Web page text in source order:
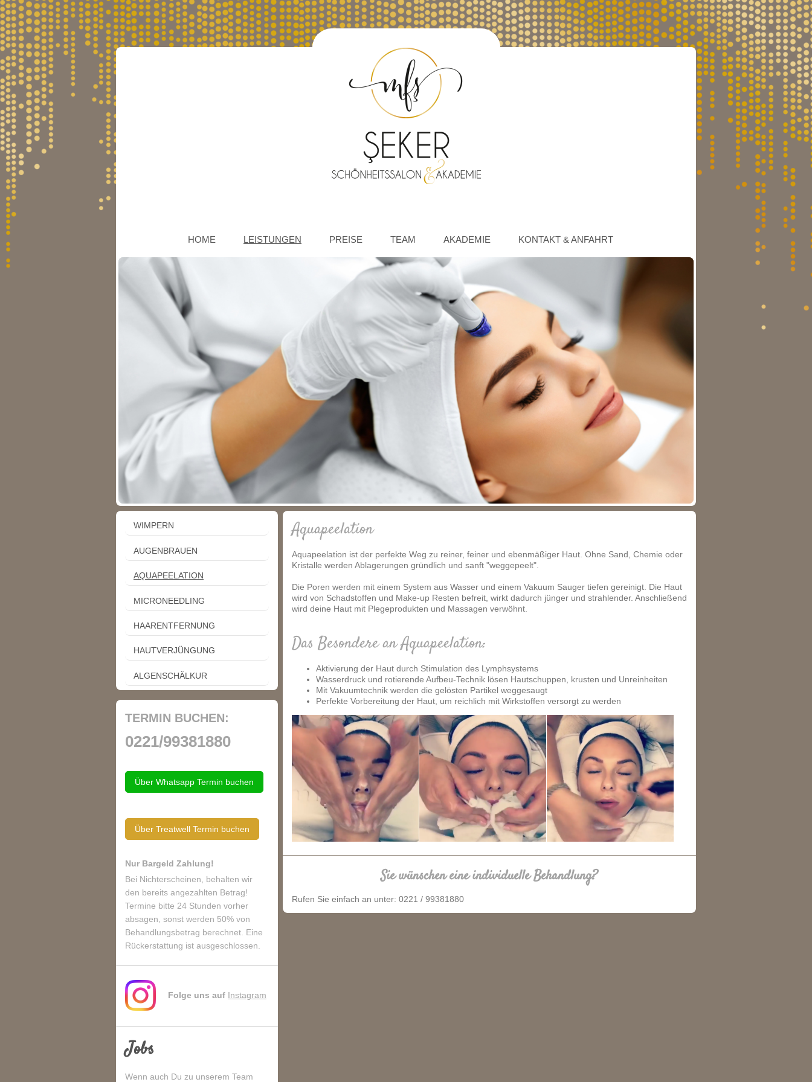
HOME LEISTUNGEN PREISE TEAM AKADEMIE KONTAKT & ANFAHRT
Aquapeelation
Aquapeelation ist der perfekte Weg zu reiner, feiner und ebenmäßiger Haut. Ohne Sand, Chemie oder
Kristalle werden Ablagerungen gründlich und sanft "weggepeelt".
Die Poren werden mit einem System aus Wasser und einem Vakuum Sauger tiefen gereinigt. Die Haut
wird von Schadstoffen und Make-up Resten befreit, wirkt dadurch jünger und strahlender. Anschließend
wird deine Haut mit Plegeprodukten und Massagen verwöhnt.
Das Besondere an Aquapeelation:
Aktivierung der Haut durch Stimulation des Lymphsystems
Wasserdruck und rotierende Aufbeu-Technik lösen Hautschuppen, krusten und Unreinheiten
Mit Vakuumtechnik werden die gelösten Partikel weggesaugt
Perfekte Vorbereitung der Haut, um reichlich mit Wirkstoffen versorgt zu werden
Sie wünschen eine individuelle Behandlung?
Rufen Sie einfach an unter: 0221 / 99381880
WIMPERN
AUGENBRAUEN
AQUAPEELATION
MICRONEEDLING
HAARENTFERNUNG
HAUTVERJÜNGUNG
ALGENSCHÄLKUR
TERMIN BUCHEN:
0221/99381880
Über Whatsapp Termin buchen
Über Treatwell Termin buchen
Nur Bargeld Zahlung!
Bei Nichterscheinen, behalten wir
den bereits angezahlten Betrag!
Termine bitte 24 Stunden vorher
absagen, sonst werden 50% von
Behandlungsbetrag berechnet. Eine
Rückerstattung ist ausgeschlossen.
Folge uns auf Instagram
Jobs
Wenn auch Du zu unserem Team